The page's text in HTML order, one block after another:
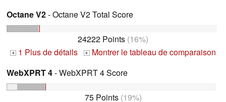
Octane V2- Octane V2 Total Score
24222 Points (16%)
+ 1 Plus de détails + Montrer le tableau de comparaison
WebXPRT 4- WebXPRT 4 Score
75 Points(19%)